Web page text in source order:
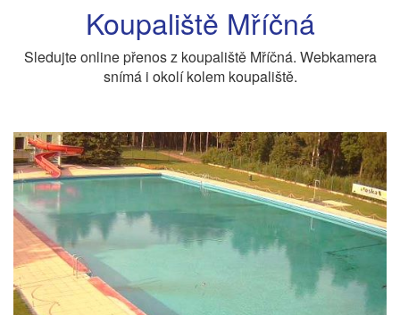
Koupaliště Mříčná
Sledujte online přenos z koupaliště Mříčná. Webkamera
snímá i okolí kolem koupaliště.